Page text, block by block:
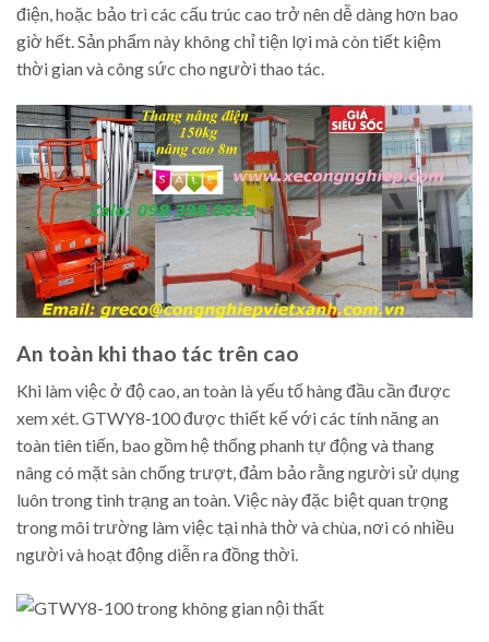
điện, hoặc bảo trì các cấu trúc cao trở nên dễ dàng hơn bao
giờ hết. Sản phẩm này không chỉ tiện lợi mà còn tiết kiệm
thời gian và công sức cho người thao tác.
An toàn khi thao tác trên cao
Khi làm việc ở độ cao, an toàn là yếu tố hàng đầu cần được
xem xét. GTWY8‑100 được thiết kế với các tính năng an
toàn tiên tiến, bao gồm hệ thống phanh tự động và thang
nâng có mặt sàn chống trượt, đảm bảo rằng người sử dụng
luôn trong tình trạng an toàn. Việc này đặc biệt quan trọng
trong môi trường làm việc tại nhà thờ và chùa, nơi có nhiều
người và hoạt động diễn ra đồng thời.